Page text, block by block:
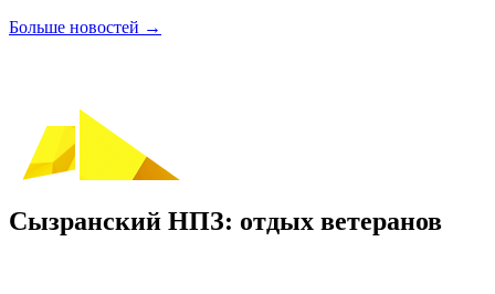
Больше новостей →
Сызранский НПЗ: отдых ветеранов